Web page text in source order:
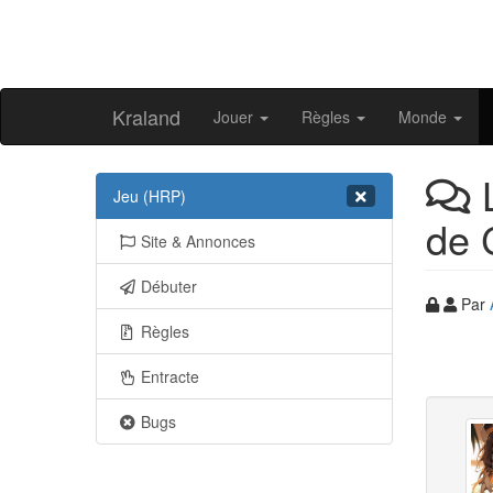
Kraland Jouer Règles Monde
Jeu (HRP)
Site & Annonces
Débuter
Règles
Entracte
Bugs
de
Par